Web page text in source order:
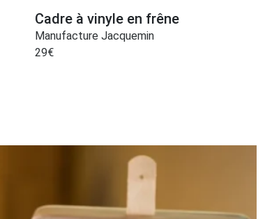
Cadre à vinyle en frêne
Manufacture Jacquemin
29€